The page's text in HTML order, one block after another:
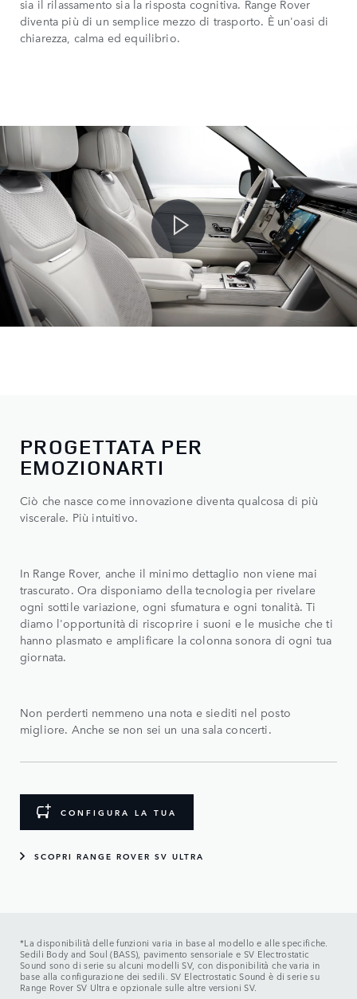
sia il rilassamento sia la risposta cognitiva. Range Rover
diventa più di un semplice mezzo di trasporto. È un'oasi di
chiarezza, calma ed equilibrio.
PROGETTATA PER
EMOZIONARTI
Ciò che nasce come innovazione diventa qualcosa di più
viscerale. Più intuitivo.
In Range Rover, anche il minimo dettaglio non viene mai
trascurato. Ora disponiamo della tecnologia per rivelare
ogni sottile variazione, ogni sfumatura e ogni tonalità. Ti
diamo l'opportunità di riscoprire i suoni e le musiche che ti
hanno plasmato e amplificare la colonna sonora di ogni tua
giornata.
Non perderti nemmeno una nota e siediti nel posto
migliore. Anche se non sei un una sala concerti.
CONFIGURA LA TUA
SCOPRI RANGE ROVER SV ULTRA
*La disponibilità delle funzioni varia in base al modello e alle specifiche.
Sedili Body and Soul (BASS), pavimento sensoriale e SV Electrostatic
Sound sono di serie su alcuni modelli SV, con disponibilità che varia in
base alla configurazione dei sedili. SV Electrostatic Sound è di serie su
Range Rover SV Ultra e opzionale sulle altre versioni SV.